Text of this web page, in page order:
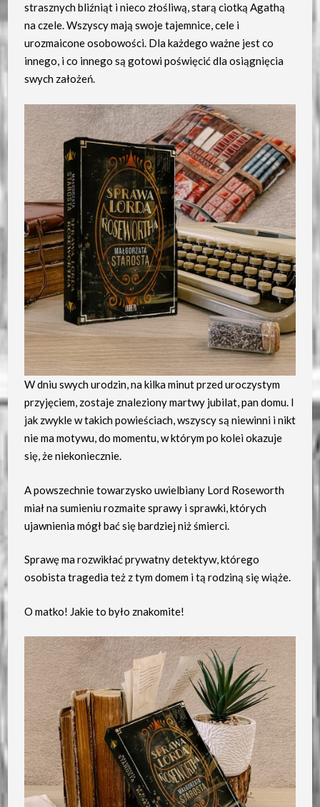
strasznych bliźniąt i nieco złośliwą, starą ciotką Agathą
na czele. Wszyscy mają swoje tajemnice, cele i
urozmaicone osobowości. Dla każdego ważne jest co
innego, i co innego są gotowi poświęcić dla osiągnięcia
swych założeń.
W dniu swych urodzin, na kilka minut przed uroczystym
przyjęciem, zostaje znaleziony martwy jubilat, pan domu. I
jak zwykle w takich powieściach, wszyscy są niewinni i nikt
nie ma motywu, do momentu, w którym po kolei okazuje
się, że niekoniecznie.
A powszechnie towarzysko uwielbiany Lord Roseworth
miał na sumieniu rozmaite sprawy i sprawki, których
ujawnienia mógł bać się bardziej niż śmierci.
Sprawę ma rozwikłać prywatny detektyw, którego
osobista tragedia też z tym domem i tą rodziną się wiąże.
O matko! Jakie to było znakomite!